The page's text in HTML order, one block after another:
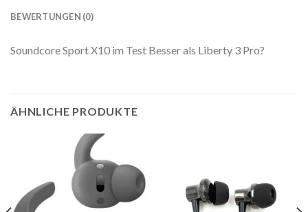
BEWERTUNGEN (0)
Soundcore Sport X10 im Test Besser als Liberty 3 Pro?
ÄHNLICHE PRODUKTE